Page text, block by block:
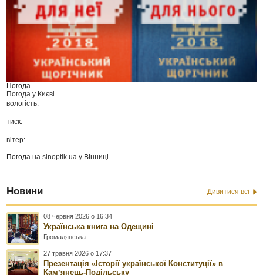
Погода
Погода у Києві
вологість:
тиск:
вітер:
Погода наsinoptik.ua у Вінниці
Новини Дивитися всі
08 червня 2026 о 16:34
Українська книга на Одещині
Громадянська
27 травня 2026 о 17:37
Презентація «Історії української Конституції» в
Камʼянець-Подільську